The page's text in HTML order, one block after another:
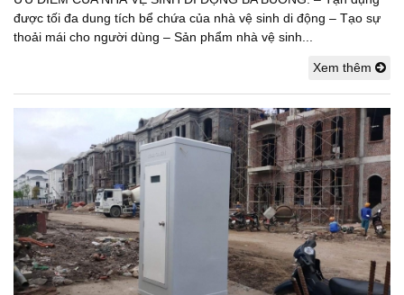
được tối đa dung tích bể chứa của nhà vệ sinh di động – Tạo sự
thoải mái cho người dùng – Sản phẩm nhà vệ sinh...
Xem thêm